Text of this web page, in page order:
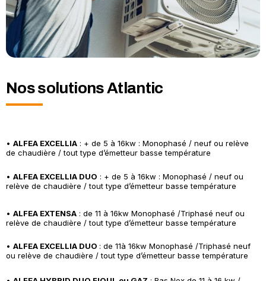
Nos solutions Atlantic
• ALFEA EXCELLIA : + de 5 à 16kw : Monophasé / neuf ou relève
de chaudière / tout type d’émetteur basse température
• ALFEA EXCELLIA DUO : + de 5 à 16kw : Monophasé / neuf ou
relève de chaudière / tout type d’émetteur basse température
• ALFEA EXTENSA : de 11 à 16kw Monophasé /Triphasé neuf ou
relève de chaudière / tout type d’émetteur basse température
• ALFEA EXCELLIA DUO : de 11à 16kw Monophasé /Triphasé neuf
ou relève de chaudière / tout type d’émetteur basse température